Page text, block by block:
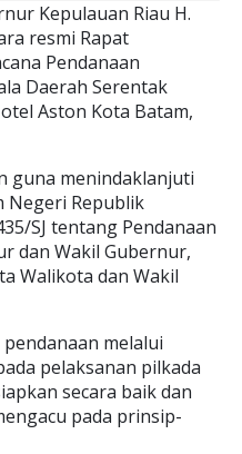
Kepulauan Riau H.
resmi Rapat
Pendanaan
Daerah Serentak
Aston Kota Batam,
guna menindaklanjuti
Negeri Republik
SJ tentang Pendanaan
dan Wakil Gubernur,
Walikota dan Wakil
melalui
pelaksanan pilkada
secara baik dan
pada prinsip-